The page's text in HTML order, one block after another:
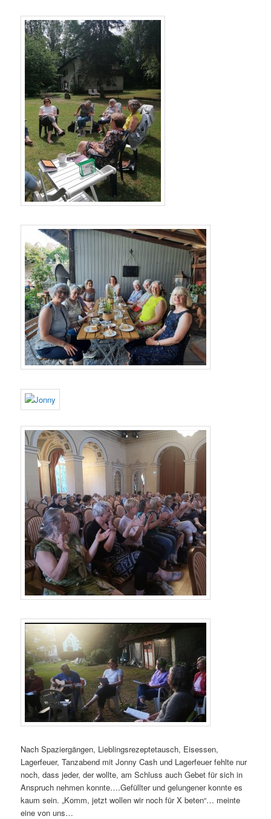
Nach Spaziergängen, Lieblingsrezeptetausch, Eisessen,
Lagerfeuer, Tanzabend mit Jonny Cash und Lagerfeuer fehlte nur
noch, dass jeder, der wollte, am Schluss auch Gebet für sich in
Anspruch nehmen konnte….Gefüllter und gelungener konnte es
kaum sein. „Komm, jetzt wollen wir noch für X beten“… meinte
eine von uns…